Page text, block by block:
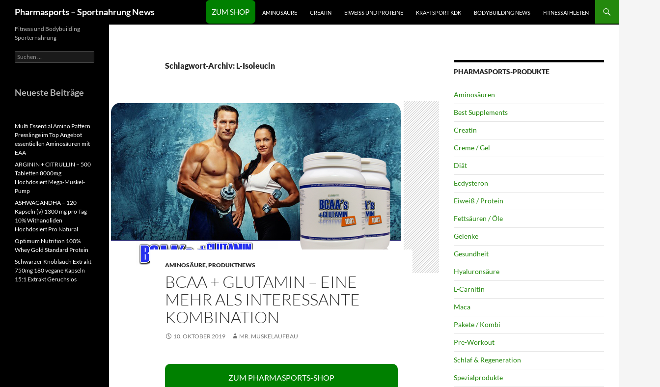
Inhalt
springen
Pharmasports – Sportnahrung News ZUM SHOP AMINOSÄURE CREATIN EIWEISS UND PROTEINE KRAFTSPORT KDK BODYBUILDING NEWS FITNESSATHLETEN
Schlagwort-Archiv: L-Isoleucin
AMINOSÄURE,PRODUKTNEWS
BCAA + GLUTAMIN – EINE
MEHR ALS INTERESSANTE
KOMBINATION
10. OKTOBER 2019 MR. MUSKELAUFBAU
ZUM PHARMASPORTS-SHOP
PHARMASPORTS-PRODUKTE
Aminosäuren
Best Supplements
Creatin
Creme / Gel
Diät
Ecdysteron
Eiweiß / Protein
Fettsäuren / Öle
Gelenke
Gesundheit
Hyaluronsäure
L-Carnitin
Maca
Pakete / Kombi
Pre-Workout
Schlaf & Regeneration
Spezialprodukte
Fitness und Bodybuilding
Sporternährung
Suchen
nach:
Neueste Beiträge
Multi Essential Amino Pattern
Presslinge im Top Angebot
essentiellen Aminosäuren mit
EAA
ARGININ + CITRULLIN – 500
Tabletten 8000mg
Hochdosiert Mega-Muskel-
Pump
ASHWAGANDHA – 120
Kapseln (v) 1300 mg pro Tag
10% Withanoliden
Hochdosiert Pro Natural
Optimum Nutrition 100%
Whey Gold Standard Protein
Schwarzer Knoblauch Extrakt
750mg 180 vegane Kapseln
15:1 Extrakt Geruchslos